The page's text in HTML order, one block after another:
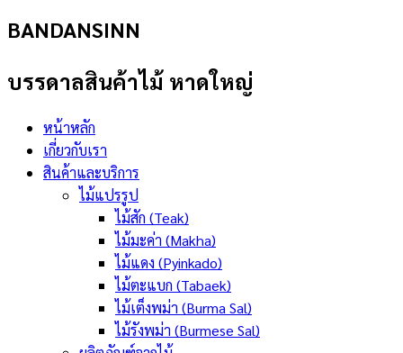
BANDANSINN
บรรดาลสินค้าไม้ หาดใหญ่
หน้าหลัก
เกี่ยวกับเรา
สินค้าและบริการ
ไม้แปรรูป
ไม้สัก (Teak)
ไม้มะค่า (Makha)
ไม้แดง (Pyinkado)
ไม้ตะแบก (Tabaek)
ไม้เต็งพม่า (Burma Sal)
ไม้รังพม่า (Burmese Sal)